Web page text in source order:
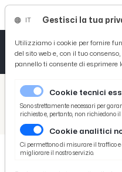
/
/
Frosinone-Cittadella 1-1, le
Gestisci la tua
Utilizziamo i cookie per fornire
del sito web e, con il tuo
pannello ti consente di esprimere
Cookie tecnici
Sono strettamente necessari per
richiesto e, pertanto, non richiedono il
Cookie analitici
Ci permettono di misurare il traffico
migliorare il nostro servizio.
Tutto News
Tutto Sport
Basket
Ciclismo
Tutto Curiosità